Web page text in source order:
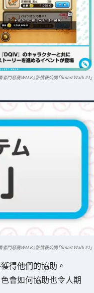
者鬥惡龍WALK』新情報公開「Smart Walk #1」
者鬥惡龍WALK』新情報公開「Smart Walk #1」
得他們的協助。
會如何協助也令人期